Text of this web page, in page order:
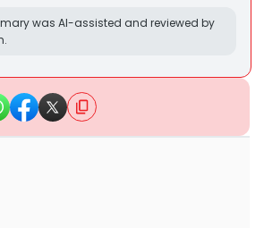
was AI-assisted and reviewed by